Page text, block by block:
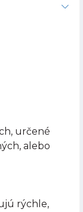
určené
alebo
rýchle,